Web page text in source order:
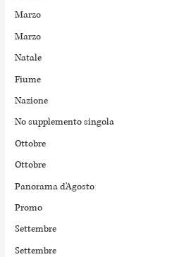
Marzo
Marzo
Natale
Fiume
Nazione
No supplemento singola
Ottobre
Ottobre
Panorama d'Agosto
Promo
Settembre
Settembre